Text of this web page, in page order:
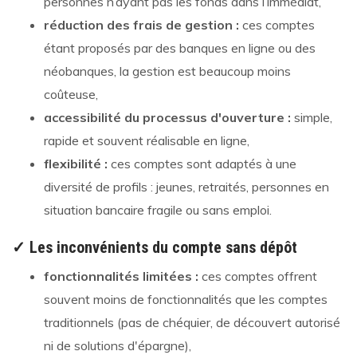
réduction des frais de gestion : ces comptes
étant proposés par des banques en ligne ou des
néobanques, la gestion est beaucoup moins
coûteuse,
accessibilité du processus d'ouverture : simple,
rapide et souvent réalisable en ligne,
flexibilité : ces comptes sont adaptés à une
diversité de profils : jeunes, retraités, personnes en
situation bancaire fragile ou sans emploi.
✓ Les inconvénients du compte sans dépôt
fonctionnalités limitées : ces comptes offrent
souvent moins de fonctionnalités que les comptes
traditionnels (pas de chéquier, de découvert autorisé
ni de solutions d'épargne),